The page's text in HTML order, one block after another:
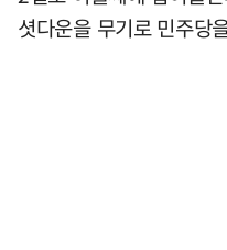
셧다운을 무기로 민주당